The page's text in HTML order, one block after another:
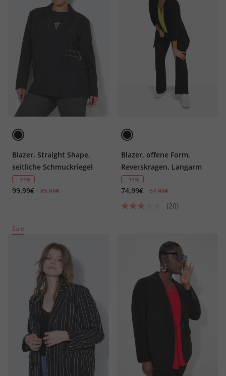
Blazer, Straight Shape,
seitliche Schmuckriegel
- 14%
99,99€ 85,99€
Blazer, offene Form,
Reverskragen, Langarm
- 13%
74,99€ 64,99€
(20)
Sale